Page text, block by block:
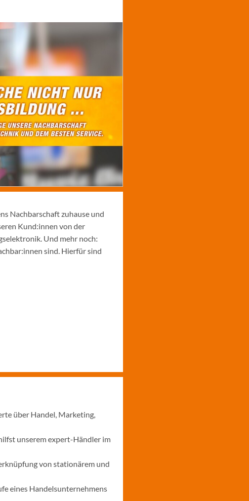
Nachbarschaft zuhause und
Kund:innen von der
Und mehr noch:
sind. Hierfür sind
über Handel, Marketing,
unserem expert-Händler im
von stationärem und
eines Handelsunternehmens